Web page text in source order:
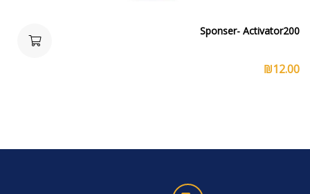
Sponser- Activator200
₪12.00